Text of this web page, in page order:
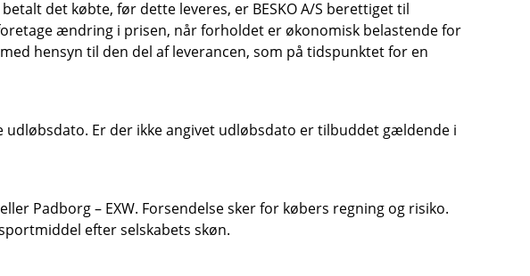
det købte, før dette leveres, er BESKO A/S berettiget til
ændring i prisen, når forholdet er økonomisk belastende for
hensyn til den del af leverancen, som på tidspunktet for en
Er der ikke angivet udløbsdato er tilbuddet gældende i
Padborg – EXW. Forsendelse sker for købers regning og risiko.
efter selskabets skøn.